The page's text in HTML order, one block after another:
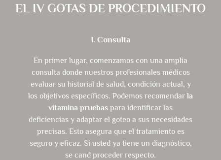
EL IV GOTAS DE PROCEDIMIENTO
1. Consulta
En primer lugar, comenzamos con una amplia
consulta donde nuestros profesionales médicos
evaluar su historial de salud, condición actual, y
los objetivos específicos. Podemos recomendar la
vitamina pruebas para identificar las
deficiencias y adaptar el goteo a sus necesidades
precisas. Esto asegura que el tratamiento es
seguro y eficaz. Si usted ya tiene un diagnóstico,
se cand proceder respecto.